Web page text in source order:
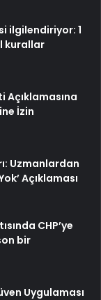
ilgilendiriyor: 1
kurallar
Açıklamasına
İzin
Uzmanlardan
Açıklaması
CHP’ye
bir
Uygulaması